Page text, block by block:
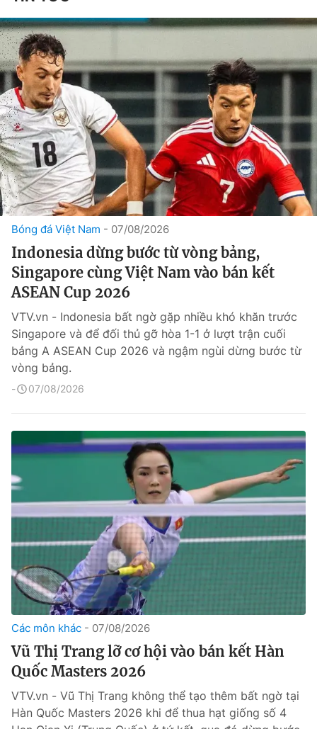
Bóng đá Việt Nam 07/08/2026
Indonesia dừng bước từ vòng bảng,
Singapore cùng Việt Nam vào bán kết
ASEAN Cup 2026
VTV.vn - Indonesia bất ngờ gặp nhiều khó khăn trước
Singapore và để đối thủ gỡ hòa 1-1 ở lượt trận cuối
bảng A ASEAN Cup 2026 và ngậm ngùi dừng bước từ
vòng bảng.
07/08/2026
Các môn khác 07/08/2026
Vũ Thị Trang lỡ cơ hội vào bán kết Hàn
Quốc Masters 2026
VTV.vn - Vũ Thị Trang không thể tạo thêm bất ngờ tại
Hàn Quốc Masters 2026 khi để thua hạt giống số 4